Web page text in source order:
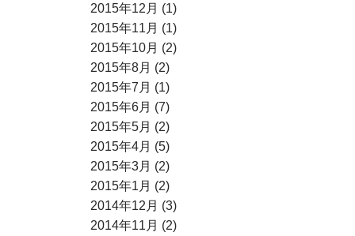
2015年12月 (1)
2015年11月 (1)
2015年10月 (2)
2015年8月 (2)
2015年7月 (1)
2015年6月 (7)
2015年5月 (2)
2015年4月 (5)
2015年3月 (2)
2015年1月 (2)
2014年12月 (3)
2014年11月 (2)